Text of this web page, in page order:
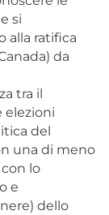
si
alla ratifica
da
tra il
elezioni
del
una di meno
lo
e
dello